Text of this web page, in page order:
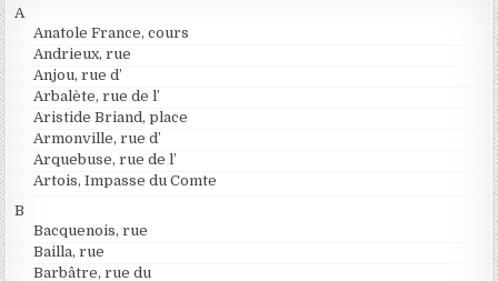
A
Anatole France, cours
Andrieux, rue
Anjou, rue d’
Arbalète, rue de l’
Aristide Briand, place
Armonville, rue d’
Arquebuse, rue de l’
Artois, Impasse du Comte
B
Bacquenois, rue
Bailla, rue
Barbâtre, rue du